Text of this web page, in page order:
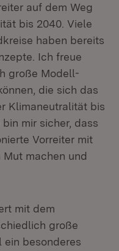
auf dem Weg
bis 2040. Viele
haben bereits
Ich freue
große Modell-
die sich das
Klimaneutralität bis
mir sicher, dass
Vorreiter mit
machen und
mit dem
große
ein besonderes